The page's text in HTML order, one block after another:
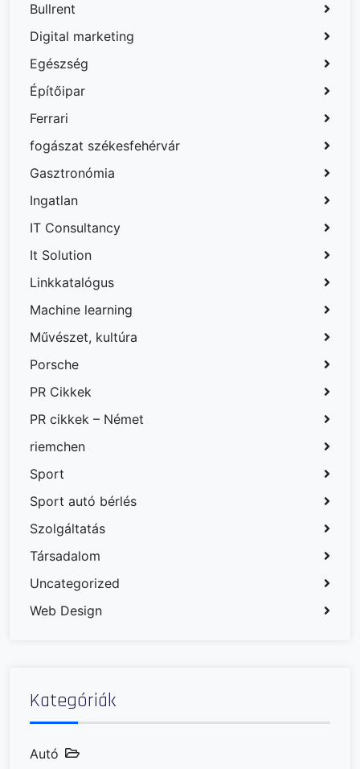
Bullrent
Digital marketing
Egészség
Építőipar
Ferrari
fogászat székesfehérvár
Gasztronómia
Ingatlan
IT Consultancy
It Solution
Linkkatalógus
Machine learning
Művészet, kultúra
Porsche
PR Cikkek
PR cikkek – Német
riemchen
Sport
Sport autó bérlés
Szolgáltatás
Társadalom
Uncategorized
Web Design
Kategóriák
Autó